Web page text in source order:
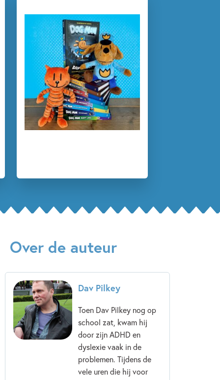
12+ jaar 5 – 7 jaar 7 – 9 jaar
Actie & avontuur
Dieren & natuur
Graphic novel/extra veel beeld
Humor
Knisper- & knuffelboeken
Dav Pilkey
Over de auteur
Dav Pilkey
Toen Dav Pilkey nog op
school zat, kwam hij
door zijn ADHD en
dyslexie vaak in de
problemen. Tijdens de
vele uren die hij voor